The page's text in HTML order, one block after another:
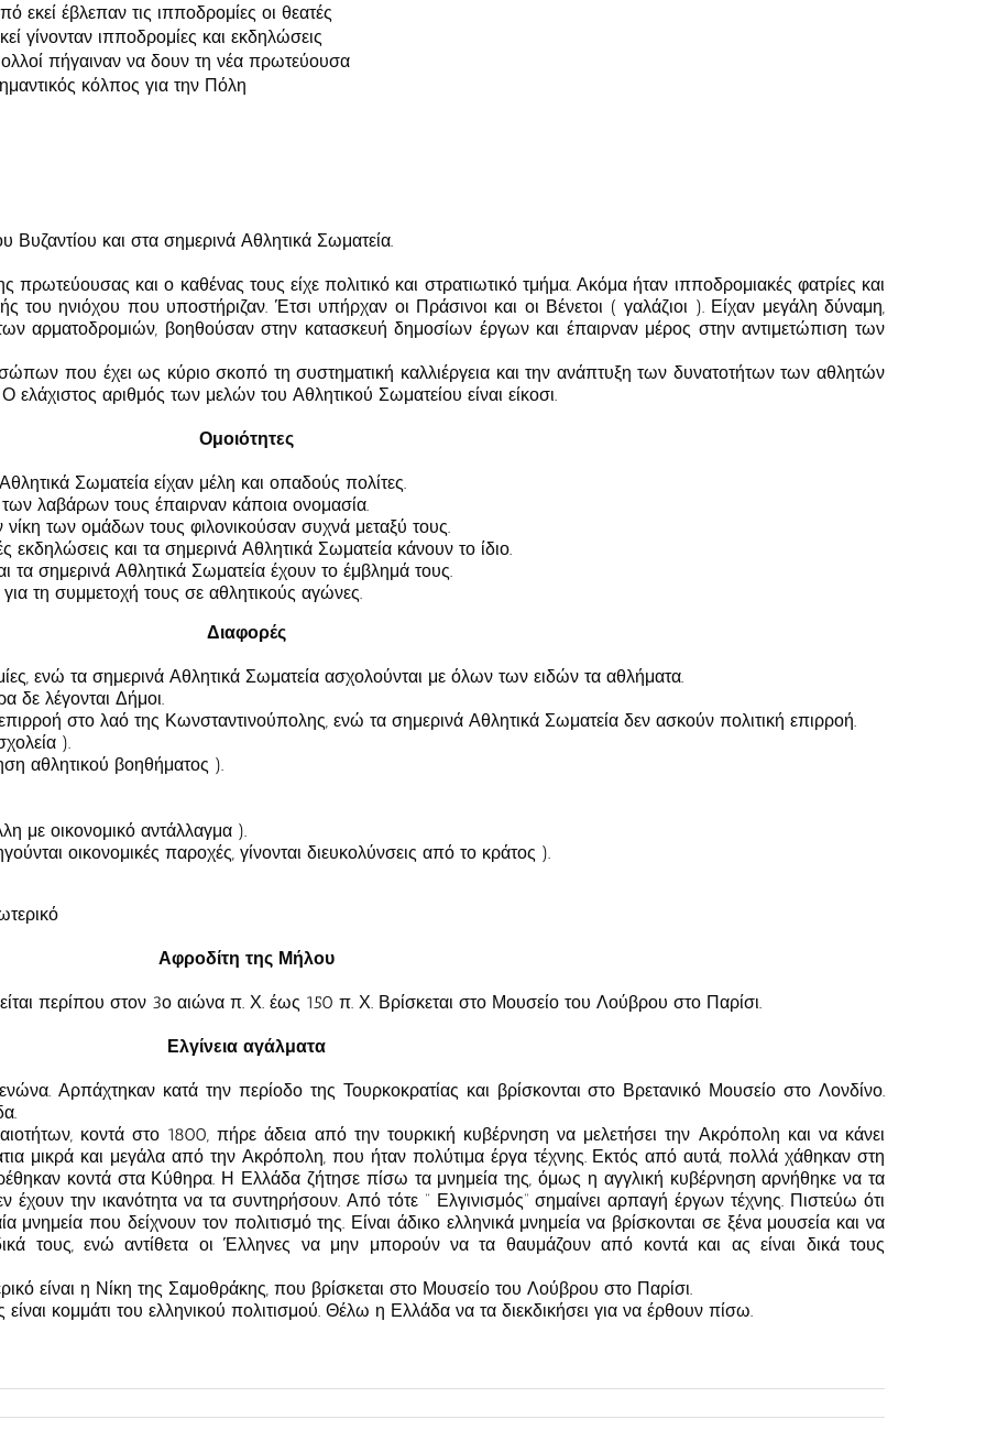
εκεί έβλεπαν τις ιπποδρομίες οι θεατές
γίνονταν ιπποδρομίες και εκδηλώσεις
πήγαιναν να δουν τη νέα πρωτεύουσα
κόλπος για την Πόλη
και στα σημερινά Αθλητικά Σωματεία.
και ο καθένας τους είχε πολιτικό και στρατιωτικό τμήμα. Ακόμα ήταν ιπποδρομιακές φατρίες και
ηνιόχου που υποστήριζαν. Έτσι υπήρχαν οι Πράσινοι και οι Βένετοι ( γαλάζιοι ). Είχαν μεγάλη δύναμη,
αρματοδρομιών, βοηθούσαν στην κατασκευή δημοσίων έργων και έπαιρναν μέρος στην αντιμετώπιση των
που έχει ως κύριο σκοπό τη συστηματική καλλιέργεια και την ανάπτυξη των δυνατοτήτων των αθλητών
αριθμός των μελών του Αθλητικού Σωματείου είναι είκοσι.
Ομοιότητες
Σωματεία είχαν μέλη και οπαδούς πολίτες.
λαβάρων τους έπαιρναν κάποια ονομασία.
νίκη των ομάδων τους φιλονικούσαν συχνά μεταξύ τους.
εκδηλώσεις και τα σημερινά Αθλητικά Σωματεία κάνουν το ίδιο.
τα σημερινά Αθλητικά Σωματεία έχουν το έμβλημά τους.
τη συμμετοχή τους σε αθλητικούς αγώνες.
Διαφορές
ενώ τα σημερινά Αθλητικά Σωματεία ασχολούνται με όλων των ειδών τα αθλήματα.
δε λέγονται Δήμοι.
στο λαό της Κωνσταντινούπολης, ενώ τα σημερινά Αθλητικά Σωματεία δεν ασκούν πολιτική επιρροή.
).
αθλητικού βοηθήματος ).
με οικονομικό αντάλλαγμα ).
οικονομικές παροχές, γίνονται διευκολύνσεις από το κράτος ).
Αφροδίτη της Μήλου
περίπου στον 3ο αιώνα π. Χ. έως 150 π. Χ. Βρίσκεται στο Μουσείο του Λούβρου στο Παρίσι.
Ελγίνεια αγάλματα
Αρπάχτηκαν κατά την περίοδο της Τουρκοκρατίας και βρίσκονται στο Βρετανικό Μουσείο στο Λονδίνο.
κοντά στο 1800, πήρε άδεια από την τουρκική κυβέρνηση να μελετήσει την Ακρόπολη και να κάνει
μικρά και μεγάλα από την Ακρόπολη, που ήταν πολύτιμα έργα τέχνης. Εκτός από αυτά, πολλά χάθηκαν στη
κοντά στα Κύθηρα. Η Ελλάδα ζήτησε πίσω τα μνημεία της, όμως η αγγλική κυβέρνηση αρνήθηκε να τα
έχουν την ικανότητα να τα συντηρήσουν. Από τότε ” Ελγινισμός” σημαίνει αρπαγή έργων τέχνης. Πιστεύω ότι
που δείχνουν τον πολιτισμό της. Είναι άδικο ελληνικά μνημεία να βρίσκονται σε ξένα μουσεία και να
τους, ενώ αντίθετα οι Έλληνες να μην μπορούν να τα θαυμάζουν από κοντά και ας είναι δικά τους
είναι η Νίκη της Σαμοθράκης, που βρίσκεται στο Μουσείο του Λούβρου στο Παρίσι.
κομμάτι του ελληνικού πολιτισμού. Θέλω η Ελλάδα να τα διεκδικήσει για να έρθουν πίσω.